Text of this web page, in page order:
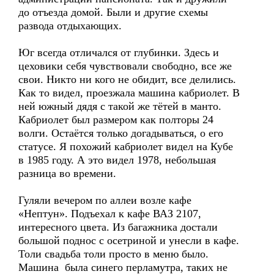
до отъезда домой. Были и другие схемы
развода отдыхающих.
Юг всегда отличался от глубинки. Здесь и
цеховики себя чувствовали свободно, все же
свои. Никто ни кого не обидит, все делились.
Как то видел, проезжала машина кабриолет. В
ней южный дядя с такой же тётей в манто.
Кабриолет был размером как полторы 24
волги. Остаётся только догадываться, о его
статусе. Я похожий кабриолет видел на Кубе
в 1985 году. А это видел 1978, небольшая
разница во времени.
Гуляли вечером по аллеи возле кафе
«Нептун». Подъехал к кафе ВАЗ 2107,
интересного цвета. Из багажника достали
большой поднос с осетриной и унесли в кафе.
Толи свадьба толи просто в меню было.
Машина была синего перламутра, таких не